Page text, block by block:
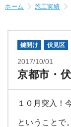
ホーム 施工実績
鍵開け 伏見区
2017/10/01
京都市・
１０月突入！
ということで